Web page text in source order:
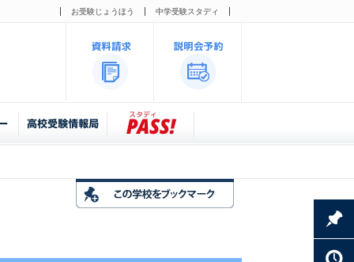
お受験じょうほう 中学受験スタディ